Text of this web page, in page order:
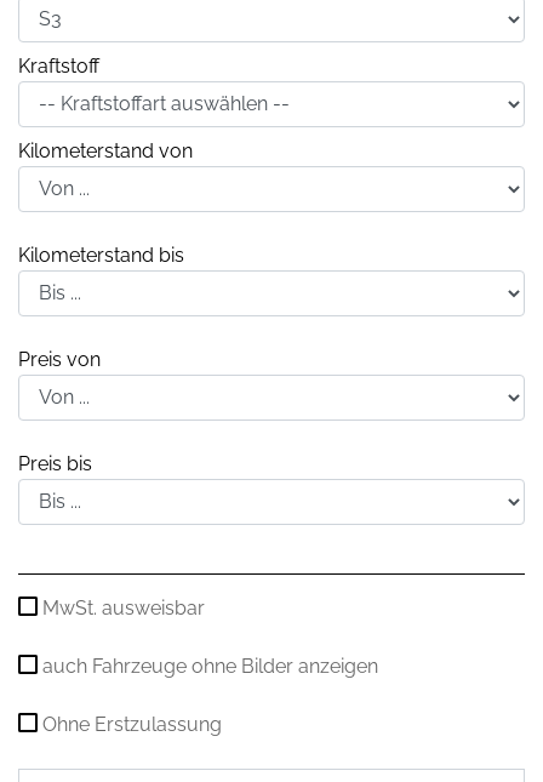
Kraftstoff
Kilometerstand von
Kilometerstand bis
Preis von
Preis bis
MwSt. ausweisbar
auch Fahrzeuge ohne Bilder anzeigen
Ohne Erstzulassung